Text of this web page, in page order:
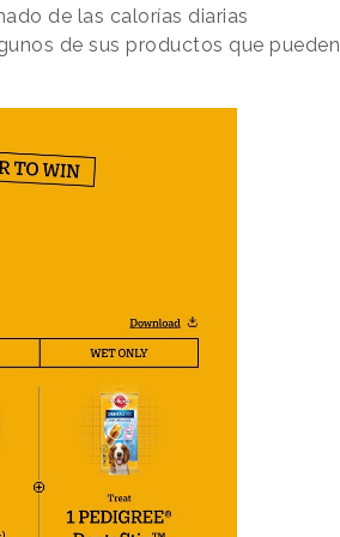
de las calorías diarias
de sus productos que pueden